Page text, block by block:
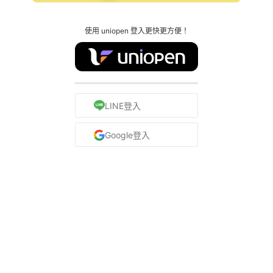
使用 uniopen 登入更快更方便！
LINE登入
Google登入